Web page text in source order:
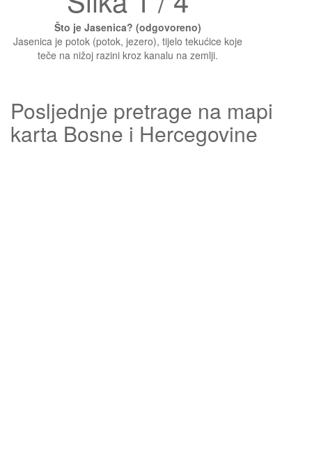
Što je Jasenica? (odgovoreno)
Jasenica je potok (potok, jezero), tijelo tekućice koje
teče na nižoj razini kroz kanalu na zemlji.
Posljednje pretrage na mapi
karta Bosne i Hercegovine